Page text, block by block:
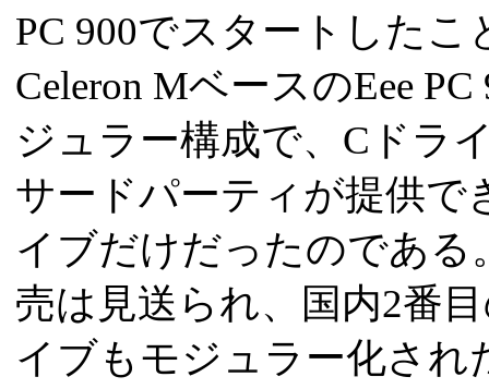
PC 900でスタートした
Celeron MベースのEee
ジュラー構成で、Cドラ
サードパーティが提供で
イブだけだったのである
売は見送られ、国内2番
イブもモジュラー化され